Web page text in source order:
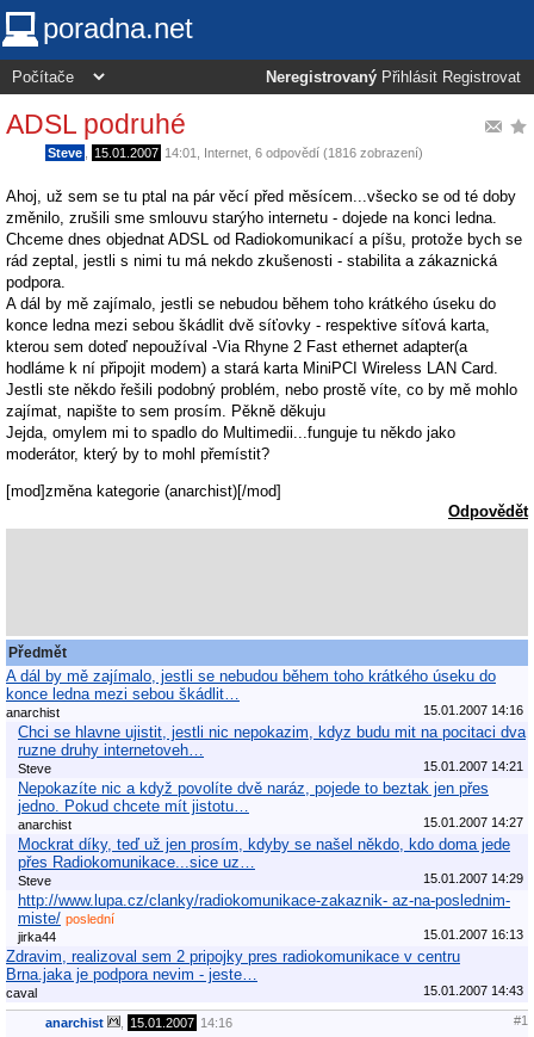
poradna.net
Neregistrovaný Přihlásit Registrovat
ADSL podruhé
Steve 15.01.2007 14:01 Internet , 6 odpovědí (1816 zobrazení)
Ahoj, už sem se tu ptal na pár věcí před měsícem...všecko se od té doby
změnilo, zrušili sme smlouvu starýho internetu - dojede na konci ledna.
Chceme dnes objednat ADSL od Radiokomunikací a píšu, protože bych se
rád zeptal, jestli s nimi tu má nekdo zkušenosti - stabilita a zákaznická
podpora.
A dál by mě zajímalo, jestli se nebudou během toho krátkého úseku do
konce ledna mezi sebou škádlit dvě síťovky - respektive síťová karta,
kterou sem doteď nepoužíval -Via Rhyne 2 Fast ethernet adapter(a
hodláme k ní připojit modem) a stará karta MiniPCI Wireless LAN Card.
Jestli ste někdo řešili podobný problém, nebo prostě víte, co by mě mohlo
zajímat, napište to sem prosím. Pěkně děkuju
Jejda, omylem mi to spadlo do Multimedii...funguje tu někdo jako
moderátor, který by to mohl přemístit?
[mod]změna kategorie (anarchist)[/mod]
Odpovědět
Předmět
A dál by mě zajímalo, jestli se nebudou během toho krátkého úseku do
konce ledna mezi sebou škádlit…
anarchist 15.01.2007 14:16
Chci se hlavne ujistit, jestli nic nepokazim, kdyz budu mit na pocitaci dva
ruzne druhy internetoveh…
Steve 15.01.2007 14:21
Nepokazíte nic a když povolíte dvě naráz, pojede to beztak jen přes
jedno. Pokud chcete mít jistotu…
anarchist 15.01.2007 14:27
Mockrat díky, teď už jen prosím, kdyby se našel někdo, kdo doma jede
přes Radiokomunikace...sice uz…
Steve 15.01.2007 14:29
http://www.lupa.cz/clanky/radiokomunikace-zakaznik- az-na-poslednim-
miste/ poslední
jirka44
15.01.2007 16:13
Zdravim, realizoval sem 2 pripojky pres radiokomunikace v centru
Brna.jaka je podpora nevim - jeste…
caval 15.01.2007 14:43
anarchist 15.01.2007 14:16 #1